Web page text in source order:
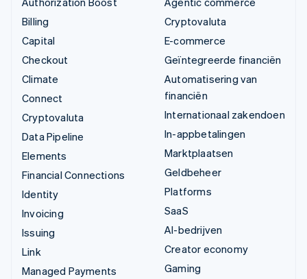
Billing
Capital
Checkout
Climate
Connect
Cryptovaluta
Data Pipeline
Elements
Financial Connections
Identity
Invoicing
Issuing
Link
Managed Payments
Cryptovaluta
E-commerce
Geïntegreerde financiën
Automatisering van
financiën
Internationaal zakendoen
In-appbetalingen
Marktplaatsen
Geldbeheer
Platforms
SaaS
AI-bedrijven
Creator economy
Gaming